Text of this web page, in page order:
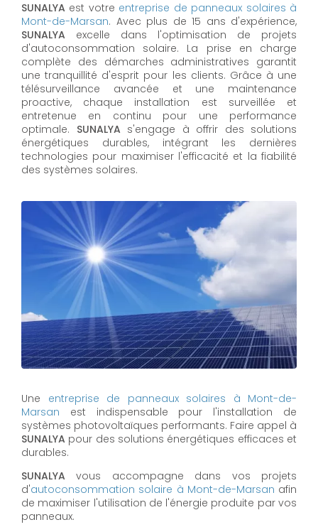
SUNALYA est votre entreprise de panneaux solaires à
Mont-de-Marsan. Avec plus de 15 ans d'expérience,
SUNALYA excelle dans l'optimisation de projets
d'autoconsommation solaire. La prise en charge
complète des démarches administratives garantit
une tranquillité d'esprit pour les clients. Grâce à une
télésurveillance avancée et une maintenance
proactive, chaque installation est surveillée et
entretenue en continu pour une performance
optimale. SUNALYA s'engage à offrir des solutions
énergétiques durables, intégrant les dernières
technologies pour maximiser l'efficacité et la fiabilité
des systèmes solaires.
Une entreprise de panneaux solaires à Mont-de-
Marsan est indispensable pour l'installation de
systèmes photovoltaïques performants. Faire appel à
SUNALYA pour des solutions énergétiques efficaces et
durables.
SUNALYA vous accompagne dans vos projets
d'autoconsommation solaire à Mont-de-Marsan afin
de maximiser l'utilisation de l'énergie produite par vos
panneaux.